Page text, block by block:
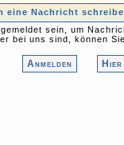
eine Nachricht
sein, um
bei uns sind, können
Anmelden